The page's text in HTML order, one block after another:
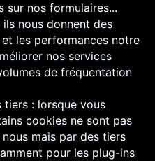
sur nos formulaires...
nous donnent des
les performances notre
nos services
de fréquentation
tiers : lorsque vous
cookies ne sont pas
mais par des tiers
pour les plug-ins